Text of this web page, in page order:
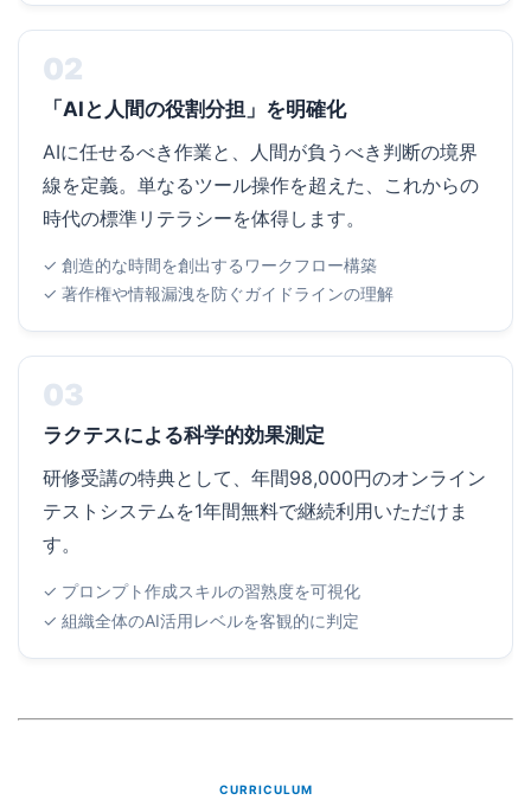
02
「AIと人間の役割分担」を明確化
AIに任せるべき作業と、人間が負うべき判断の境界
線を定義。単なるツール操作を超えた、これからの
時代の標準リテラシーを体得します。
✓ 創造的な時間を創出するワークフロー構築
✓ 著作権や情報漏洩を防ぐガイドラインの理解
03
ラクテスによる科学的効果測定
研修受講の特典として、年間98,000円のオンライン
テストシステムを1年間無料で継続利用いただけま
す。
✓ プロンプト作成スキルの習熟度を可視化
✓ 組織全体のAI活用レベルを客観的に判定
CURRICULUM